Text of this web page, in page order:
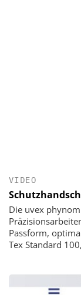
VIDEO
Die uvex
Passform,
Tex Standard